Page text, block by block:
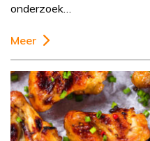
onderzoek…
Meer